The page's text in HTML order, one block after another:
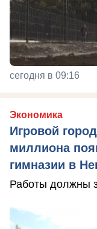
сегодня в 09:16
Экономика
Игровой
миллиона
гимназии в
Работы должны